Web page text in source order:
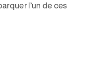
l’un de ces